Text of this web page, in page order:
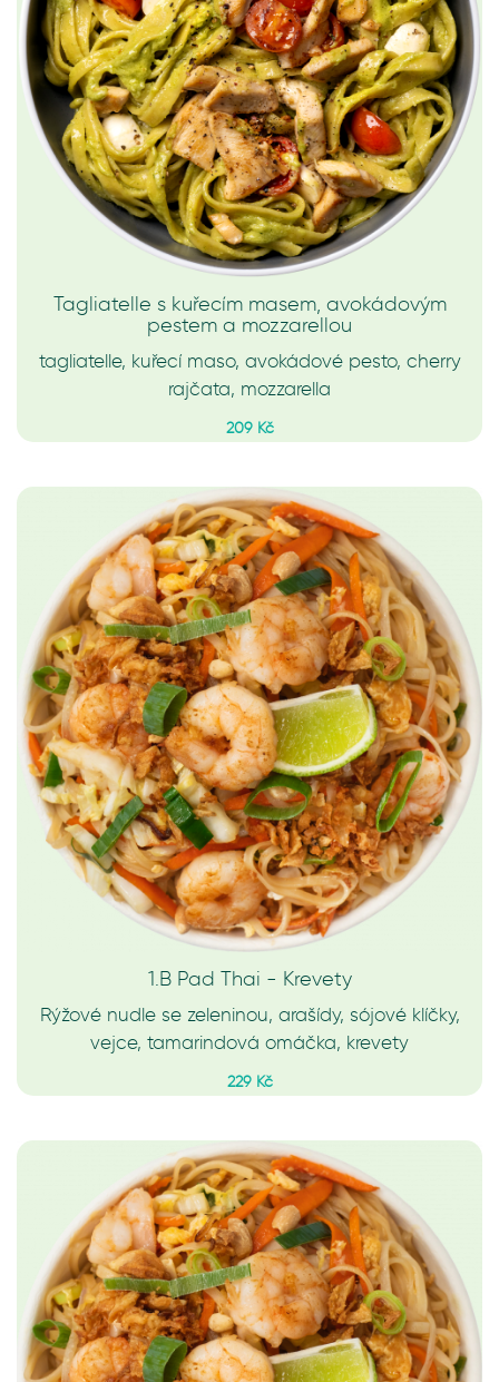
Tagliatelle s kuřecím masem, avokádovým
pestem a mozzarellou
tagliatelle, kuřecí maso, avokádové pesto, cherry
rajčata, mozzarella
209 Kč
1.B Pad Thai - Krevety
Rýžové nudle se zeleninou, arašídy, sójové klíčky,
vejce, tamarindová omáčka, krevety
229 Kč